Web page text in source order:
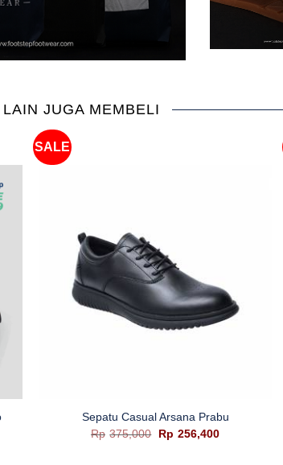
JUGA MEMBELI
SALE
Sepatu Casual Arsana Prabu
Rp 375,000
Harga
aslinya
Rp 256,400Harga